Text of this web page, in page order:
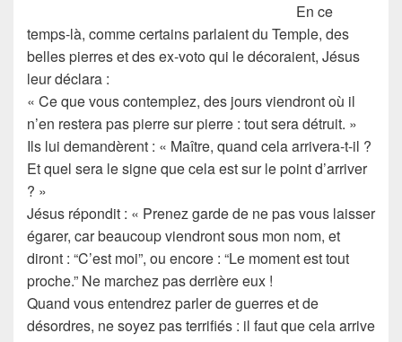
En ce
temps-là, comme certains parlaient du Temple, des
belles pierres et des ex-voto qui le décoraient, Jésus
leur déclara :
« Ce que vous contemplez, des jours viendront où il
n’en restera pas pierre sur pierre : tout sera détruit. »
Ils lui demandèrent : « Maître, quand cela arrivera-t-il ?
Et quel sera le signe que cela est sur le point d’arriver
? »
Jésus répondit : « Prenez garde de ne pas vous laisser
égarer, car beaucoup viendront sous mon nom, et
diront : “C’est moi”, ou encore : “Le moment est tout
proche.” Ne marchez pas derrière eux !
Quand vous entendrez parler de guerres et de
désordres, ne soyez pas terrifiés : il faut que cela arrive